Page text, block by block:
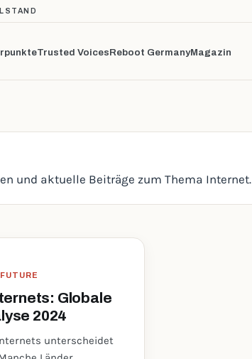
und aktuelle Beiträge zum Thema Internet.
Globale
2024
unterscheidet
Trusted VoicesReboot GermanyMagazin